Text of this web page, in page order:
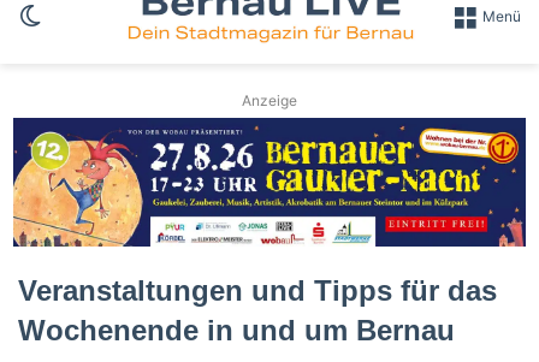
Skin umschalten Menü
Anzeige
Veranstaltungen und Tipps für das
Wochenende in und um Bernau